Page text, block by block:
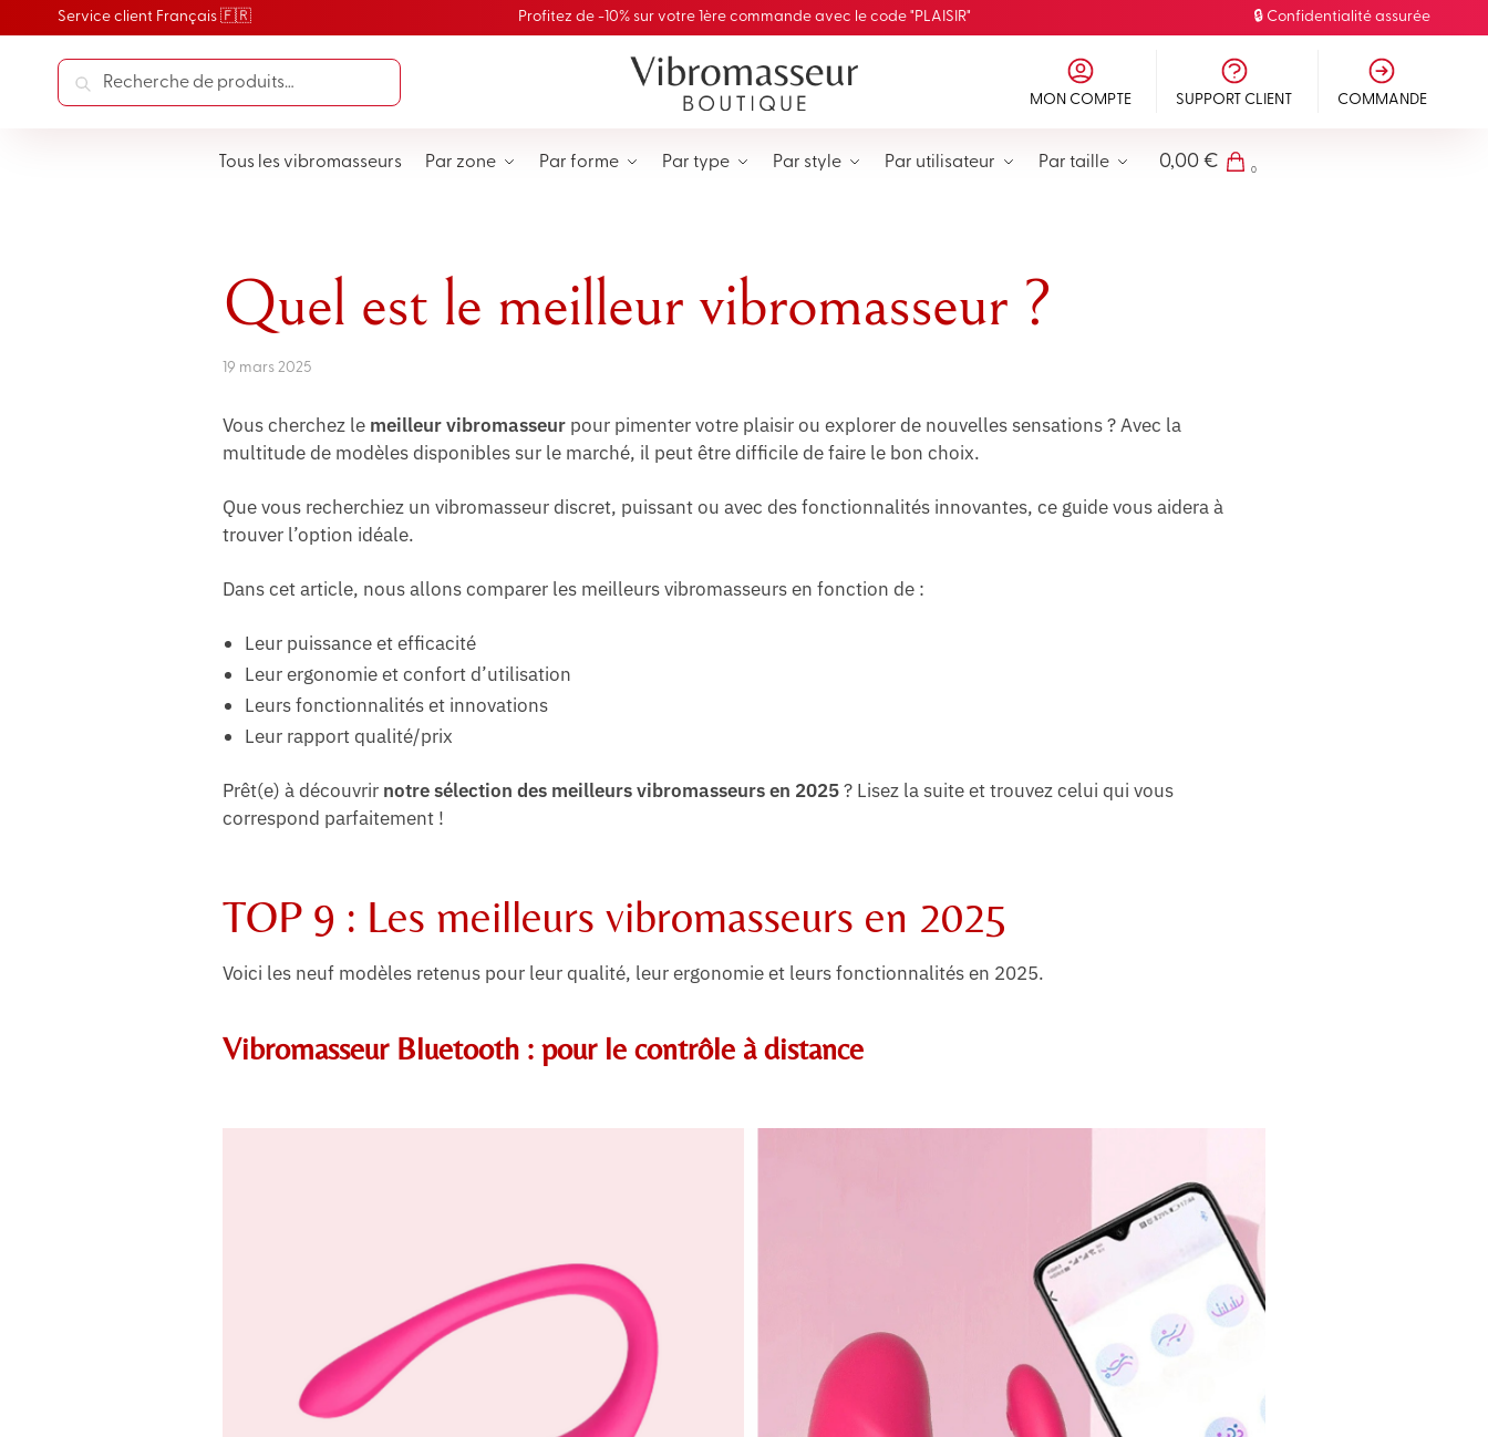
Service client Français 🇫🇷 Profitez de -10% sur votre 1ère commande avec le code "PLAISIR" 🔒 Confidentialité assurée
Recherche
MON COMPTE SUPPORT CLIENT COMMANDE
Tous les vibromasseurs Par zone Par forme Par type Par style Par utilisateur Par taille 0,00 € 0
Quel est le meilleur vibromasseur ?
19 mars 2025
Vous cherchez le meilleur vibromasseurpour pimenter votre plaisir ou explorer de nouvelles sensations ? Avec la
multitude de modèles disponibles sur le marché, il peut être difficile de faire le bon choix.
Que vous recherchiez un vibromasseur discret, puissant ou avec des fonctionnalités innovantes, ce guide vous aidera à
trouver l’option idéale.
Dans cet article, nous allons comparer les meilleurs vibromasseurs en fonction de :
Leur puissance et efficacité
Leur ergonomie et confort d’utilisation
Leurs fonctionnalités et innovations
Leur rapport qualité/prix
Prêt(e) à découvrir notre sélection des meilleurs vibromasseurs en 2025? Lisez la suite et trouvez celui qui vous
correspond parfaitement !
TOP 9 : Les meilleurs vibromasseurs en 2025
Voici les neuf modèles retenus pour leur qualité, leur ergonomie et leurs fonctionnalités en 2025.
Vibromasseur Bluetooth : pour le contrôle à distance